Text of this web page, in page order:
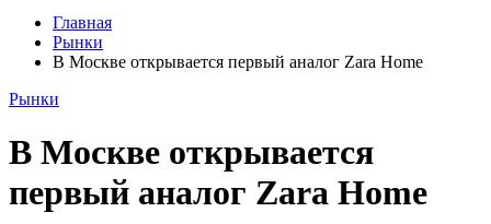
Главная
Рынки
В Москве открывается первый аналог Zara Home
Рынки
В Москве открывается
первый аналог Zara Home